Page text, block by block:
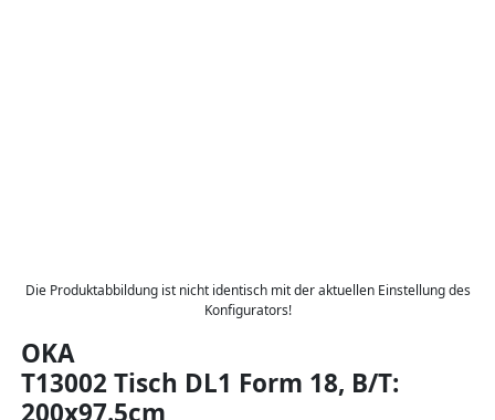
Die Produktabbildung ist nicht identisch mit der aktuellen Einstellung des
Konfigurators!
OKA
T13002 Tisch DL1 Form 18, B/T:
200x97.5cm